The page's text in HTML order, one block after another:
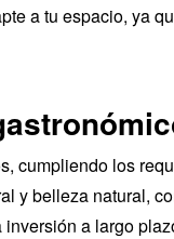
a tu espacio, ya
cumpliendo los
y belleza natural,
a largo